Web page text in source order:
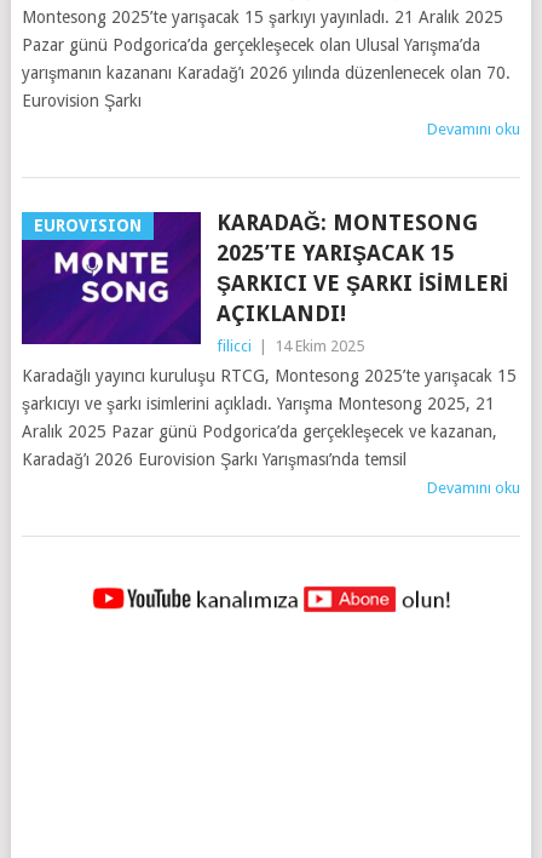
Montesong 2025’te yarışacak 15 şarkıyı yayınladı. 21 Aralık 2025
Pazar günü Podgorica’da gerçekleşecek olan Ulusal Yarışma’da
yarışmanın kazananı Karadağ’ı 2026 yılında düzenlenecek olan 70.
Eurovision Şarkı
Devamını oku
EUROVISION
KARADAĞ: MONTESONG
2025’TE YARIŞACAK 15
ŞARKICI VE ŞARKI İSIMLERI
AÇIKLANDI!
filicci 14 Ekim 2025
Karadağlı yayıncı kuruluşu RTCG, Montesong 2025’te yarışacak 15
şarkıcıyı ve şarkı isimlerini açıkladı. Yarışma Montesong 2025, 21
Aralık 2025 Pazar günü Podgorica’da gerçekleşecek ve kazanan,
Karadağ’ı 2026 Eurovision Şarkı Yarışması’nda temsil
Devamını oku
YAZILAR